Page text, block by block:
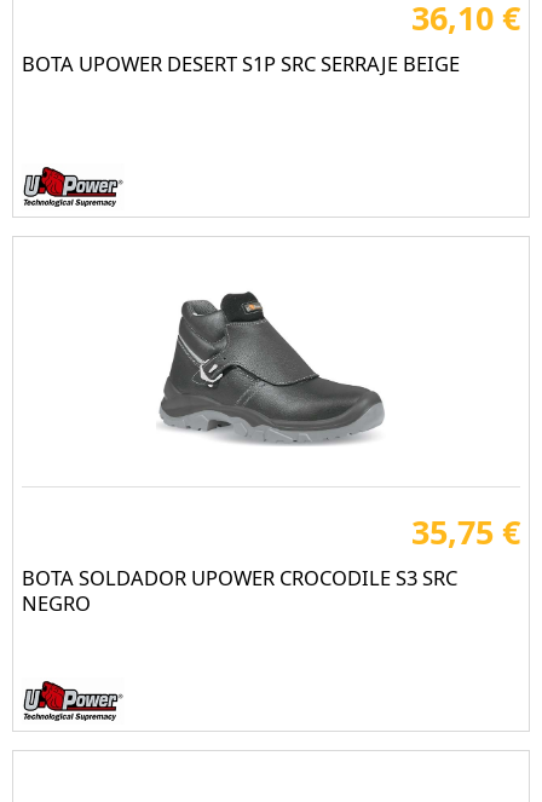
36,10 €
BOTA UPOWER DESERT S1P SRC SERRAJE BEIGE
35,75 €
BOTA SOLDADOR UPOWER CROCODILE S3 SRC
NEGRO